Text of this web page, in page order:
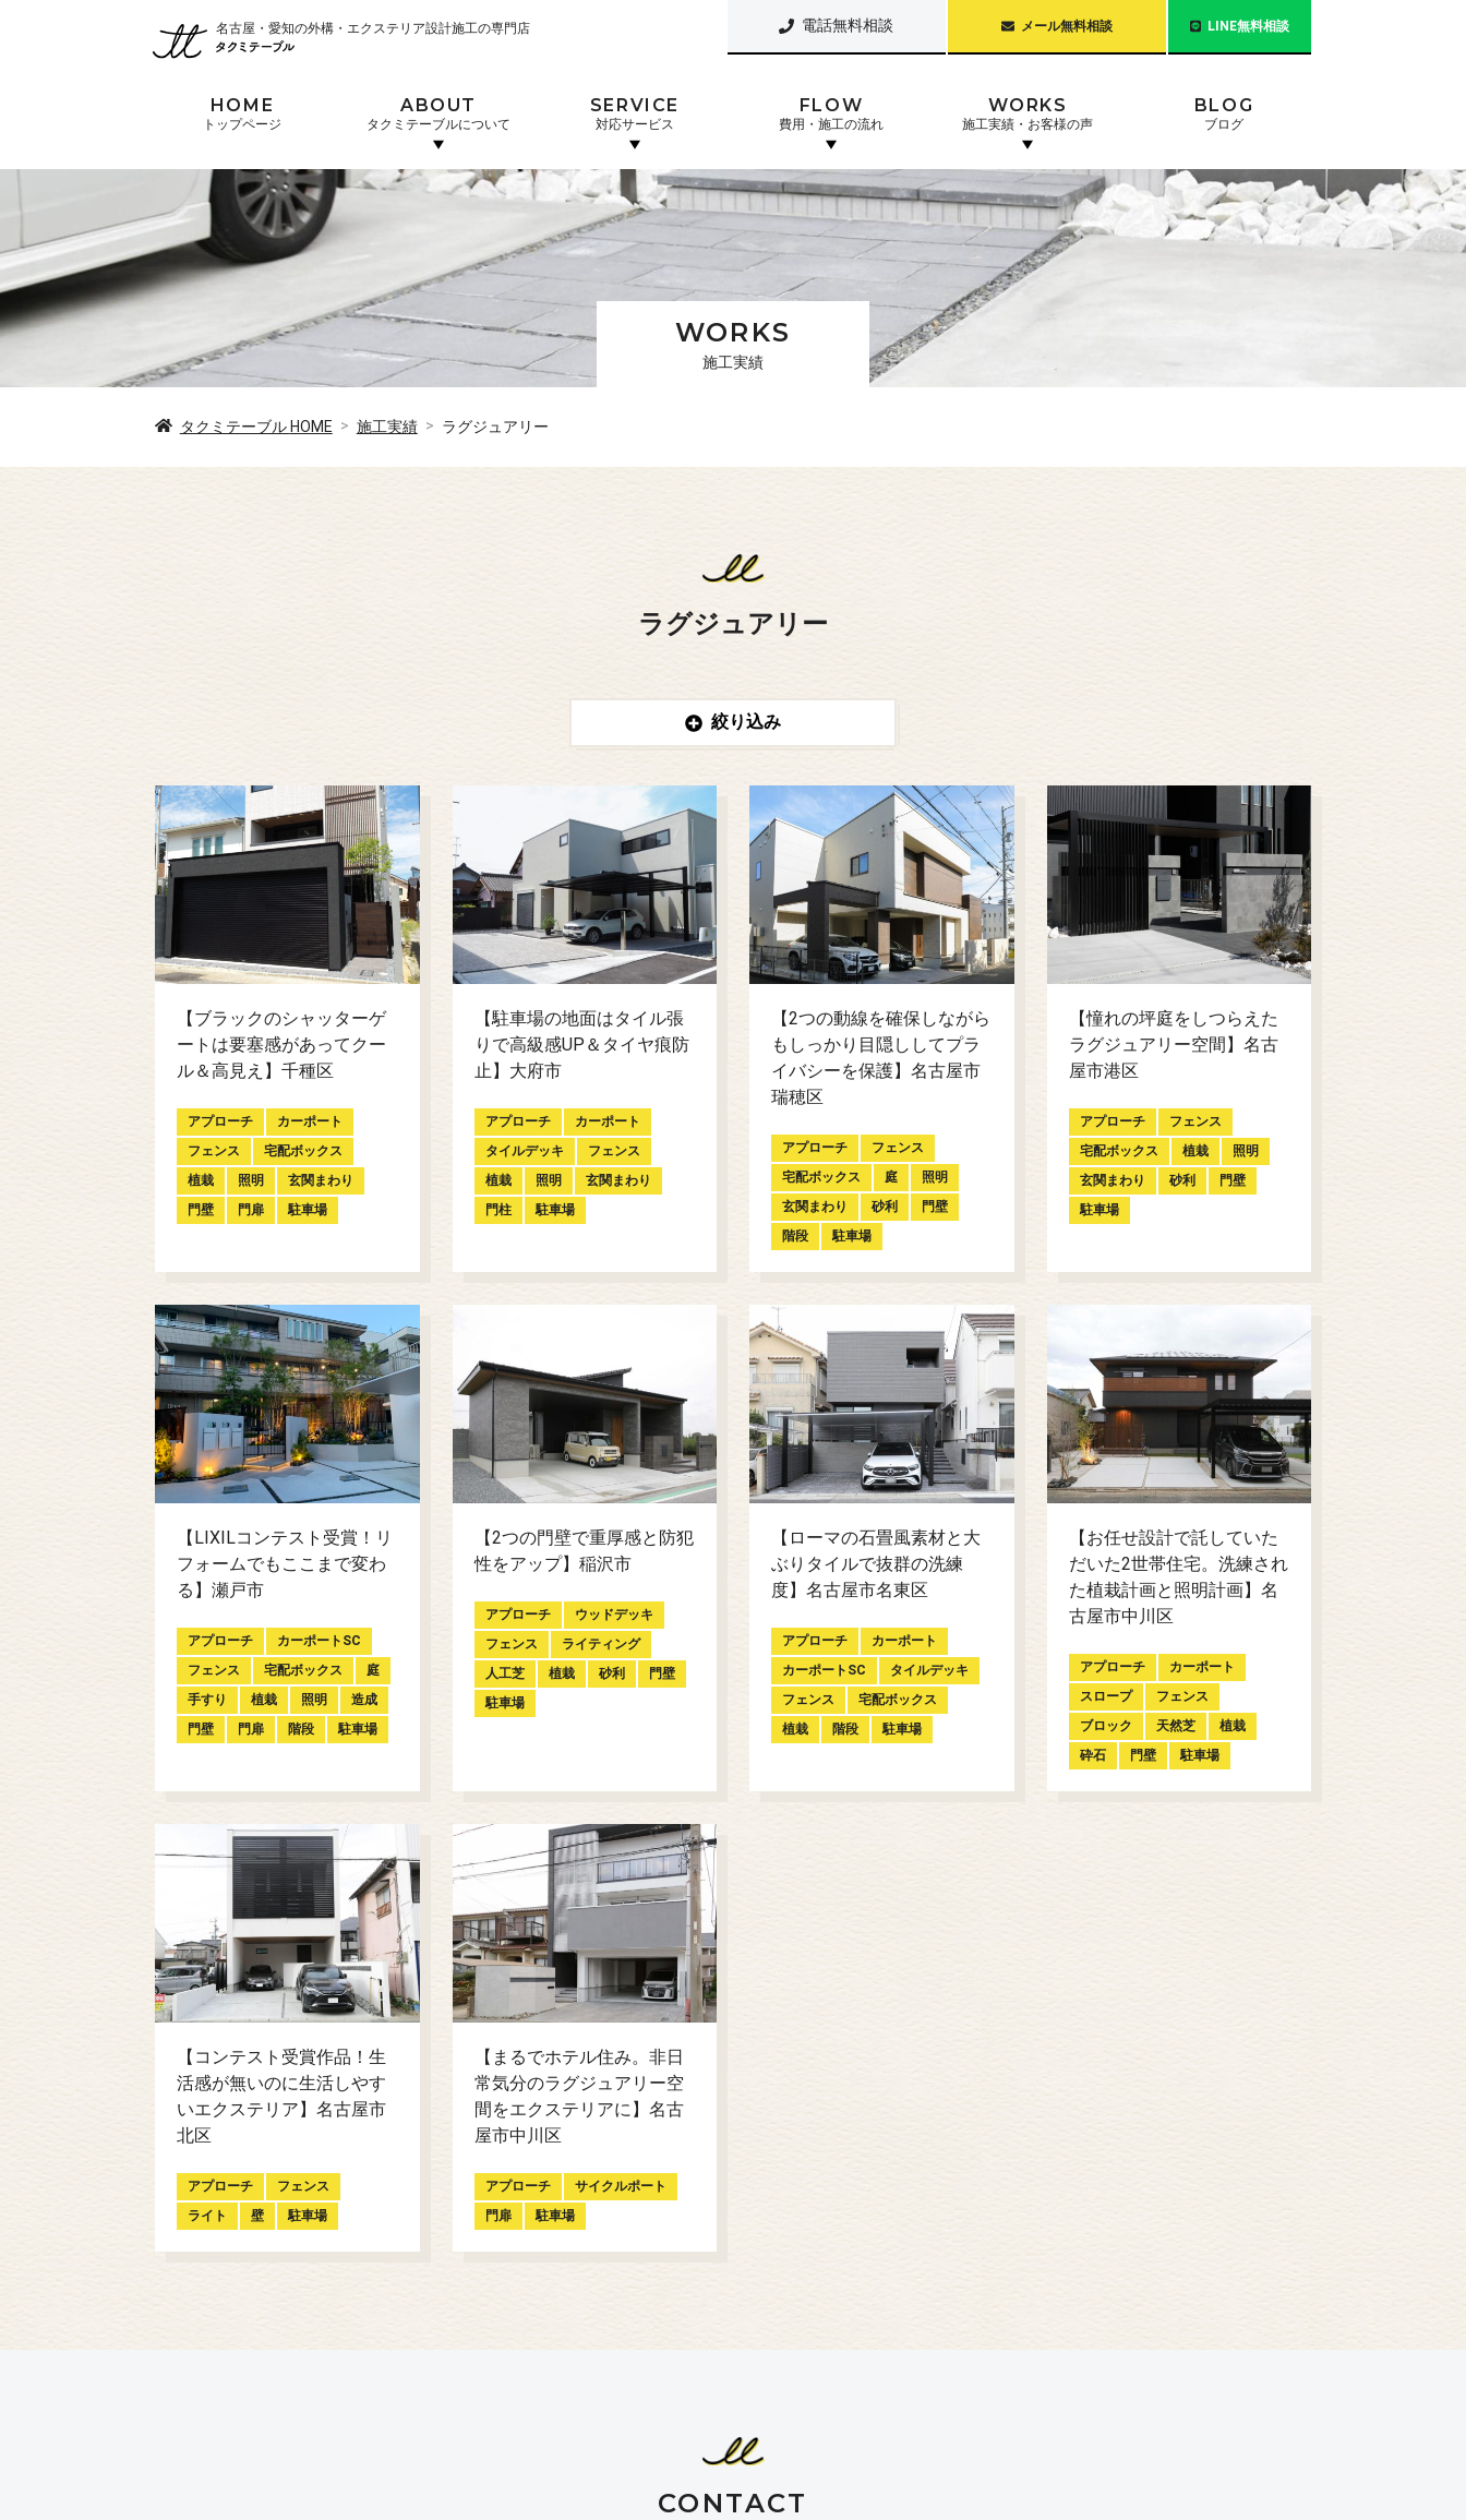
名古屋・愛知の外構・エクステリア設計施工の専門店 電話無料相談 メール無料相談 LINE無料相談
HOME
トップページ
ABOUT
タクミテーブルについて
SERVICE
対応サービス
FLOW
費用・施工の流れ
WORKS
施工実績・お客様の声
BLOG
ブログ
WORKS
施工実績
タクミテーブルHOME 施工実績 ラグジュアリー
ラグジュアリー
絞り込み
【ブラックのシャッターゲ
ートは要塞感があってクー
ル＆高見え】千種区
アプローチ
カーポート
フェンス
宅配ボックス
植栽
照明
玄関まわり
門壁
門扉 駐車場
【駐車場の地面はタイル張
りで高級感UP＆タイヤ痕防
止】大府市
アプローチ
カーポート
タイルデッキ
フェンス
植栽
照明
玄関まわり
門柱
駐車場
【2つの動線を確保しながら
もしっかり目隠ししてプラ
イバシーを保護】名古屋市
瑞穂区
アプローチ
フェンス
宅配ボックス
庭
照明
玄関まわり
砂利
門壁
階段
駐車場
【憧れの坪庭をしつらえた
ラグジュアリー空間】名古
屋市港区
アプローチ
フェンス
宅配ボックス
植栽
照明
玄関まわり
砂利
門壁
駐車場
【LIXILコンテスト受賞！リ
フォームでもここまで変わ
る】瀬戸市
アプローチ
カーポートSC
フェンス
宅配ボックス
庭
手すり
植栽 照明
造成
門壁
門扉 階段 駐車場
【2つの門壁で重厚感と防犯
性をアップ】稲沢市
アプローチ
ウッドデッキ
フェンス
ライティング
人工芝
植栽 砂利
門壁
駐車場
【ローマの石畳風素材と大
ぶりタイルで抜群の洗練
度】名古屋市名東区
アプローチ
カーポート
カーポートSC
タイルデッキ
フェンス
宅配ボックス
植栽
階段 駐車場
【お任せ設計で託していた
だいた2世帯住宅。洗練され
た植栽計画と照明計画】名
古屋市中川区
アプローチ
カーポート
スロープ
フェンス
ブロック
天然芝
植栽
砕石
門壁 駐車場
【コンテスト受賞作品！生
活感が無いのに生活しやす
いエクステリア】名古屋市
北区
アプローチ
フェンス
ライト
壁 駐車場
【まるでホテル住み。非日
常気分のラグジュアリー空
間をエクステリアに】名古
屋市中川区
アプローチ
サイクルポート
門扉
駐車場
CONTACT